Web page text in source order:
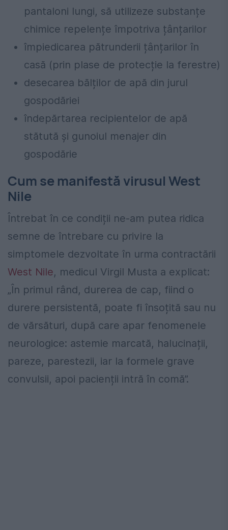
pantaloni lungi, să utilizeze substanțe
chimice repelențe împotriva țânțarilor
împiedicarea pătrunderii țânțarilor în
casă (prin plase de protecție la ferestre)
desecarea bălților de apă din jurul
gospodăriei
îndepărtarea recipientelor de apă
stătută și gunoiul menajer din
gospodărie
Cum se manifestă virusul West
Nile
Întrebat în ce condiții ne-am putea ridica
semne de întrebare cu privire la
simptomele dezvoltate în urma contractării
West Nile, medicul Virgil Musta a explicat:
„În primul rând, durerea de cap, fiind o
durere persistentă, poate fi însoțită sau nu
de vărsături, după care apar fenomenele
neurologice: astemie marcată, halucinații,
pareze, parestezii, iar la formele grave
convulsii, apoi pacienții intră în comă”.